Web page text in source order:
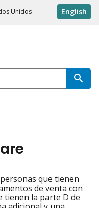
Unidos English
que tienen
de venta con
tienen la parte D de